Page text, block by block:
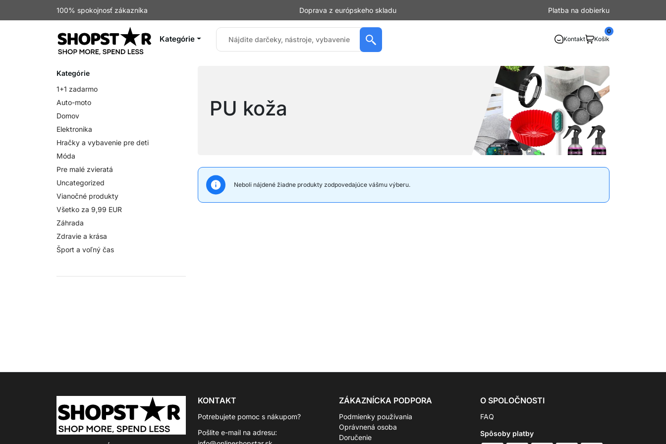
100% spokojnosť zákazníka Doprava z európskeho skladu Platba na dobierku
Kategórie Kontakt Košík
0
PU koža
Neboli nájdené žiadne produkty zodpovedajúce vášmu výberu.
Kategórie
1+1 zadarmo
Auto-moto
Domov
Elektronika
Hračky a vybavenie pre deti
Móda
Pre malé zvieratá
Uncategorized
Vianočné produkty
Všetko za 9,99 EUR
Záhrada
Zdravie a krása
Šport a voľný čas
KONTAKT
Potrebujete pomoc s nákupom?
Pošlite e-mail na adresu:
ZÁKAZNÍCKA PODPORA
Podmienky používania
Oprávnená osoba
Doručenie
O SPOLOČNOSTI
FAQ
Spôsoby platby